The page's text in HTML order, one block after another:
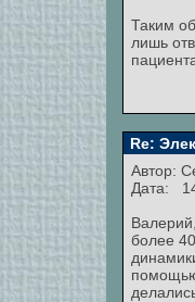
Таким
лишь
Re:
Автор:
Дата:
более